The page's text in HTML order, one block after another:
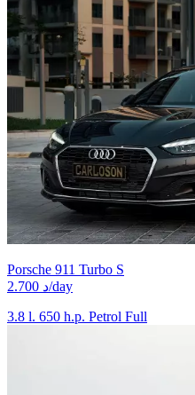
Porsche 911 Turbo S
2.700 د/day
3.8 l. 650 h.p. Petrol Full